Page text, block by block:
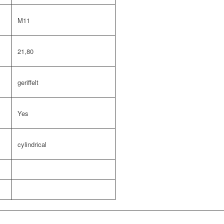
M11
21,80
geriffelt
Yes
cylindrical